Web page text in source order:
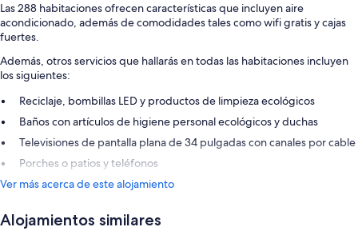
Las 288 habitaciones ofrecen características que incluyen aire
acondicionado, además de comodidades tales como wifi gratis y cajas
fuertes.
Además, otros servicios que hallarás en todas las habitaciones incluyen
los siguientes:
Reciclaje, bombillas LED y productos de limpieza ecológicos
Baños con artículos de higiene personal ecológicos y duchas
Televisiones de pantalla plana de 34 pulgadas con canales por cable
Porches o patios y teléfonos
Ver más acerca de este alojamiento
Alojamientos similares